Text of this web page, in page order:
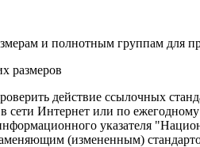
и полнотным группам для
размеров
действие ссылочных
сети Интернет или по
указателя
(измененным)